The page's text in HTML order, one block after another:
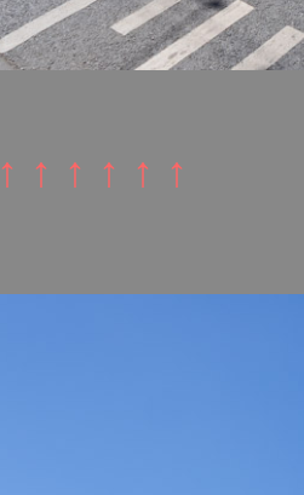
↑ ↑ ↑ ↑ ↑ ↑